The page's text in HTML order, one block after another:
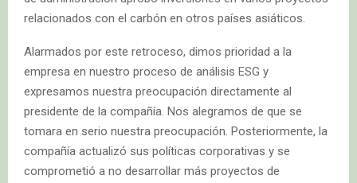
relacionados con el carbón en otros países asiáticos.
Alarmados por este retroceso, dimos prioridad a la
empresa en nuestro proceso de análisis ESG y
expresamos nuestra preocupación directamente al
presidente de la compañía. Nos alegramos de que se
tomara en serio nuestra preocupación. Posteriormente, la
compañía actualizó sus políticas corporativas y se
comprometió a no desarrollar más proyectos de